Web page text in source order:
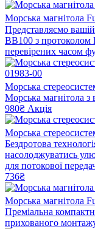
Морська магнітола
Представляємо
BB100 з
перевірених часом
Морська
Морська магнітола
980₴ Акція
Морська
Бездротова
насолоджуватись
для потокової
736₴
Морська магнітола
Преміальна
прихованого